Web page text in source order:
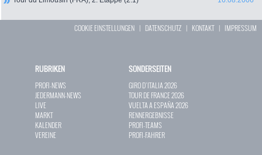
COOKIE EINSTELLUNGEN | DATENSCHUTZ | KONTAKT| IMPRESSUM
RUBRIKEN
PROFI-NEWS
JEDERMANN-NEWS
LIVE
MARKT
KALENDER
VEREINE
SONDERSEITEN
GIRO D`ITALIA 2026
TOUR DE FRANCE 2026
VUELTA A ESPAÑA 2026
RENNERGEBNISSE
PROFI-TEAMS
PROFI-FAHRER